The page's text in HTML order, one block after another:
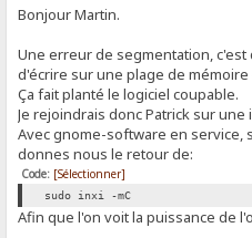
Bonjour Martin.
Une erreur de segmentation,
d'écrire sur une plage de
Ça fait planté le logiciel coupable.
Je rejoindrais donc Patrick sur
Avec gnome-software en service,
donnes nous le retour de:
Code: [Sélectionner]
sudo inxi -mC
Afin que l'on voit la puissance de